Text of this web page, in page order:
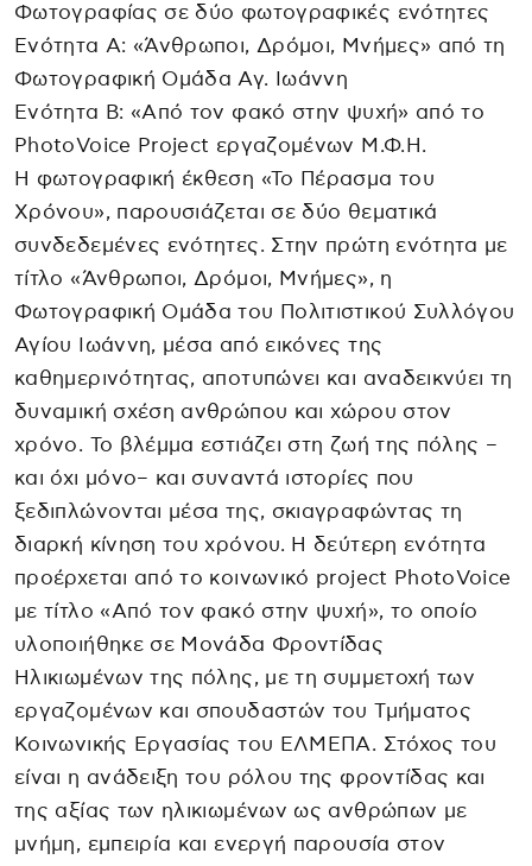
Φωτογραφίας σε δύο φωτογραφικές ενότητες
Ενότητα Α: «Άνθρωποι, Δρόμοι, Μνήμες» από τη
Φωτογραφική Ομάδα Αγ. Ιωάννη
Ενότητα Β: «Από τον φακό στην ψυχή» από το
PhotoVoice Project εργαζομένων Μ.Φ.Η.
Η φωτογραφική έκθεση «Το Πέρασμα του
Χρόνου», παρουσιάζεται σε δύο θεματικά
συνδεδεμένες ενότητες. Στην πρώτη ενότητα με
τίτλο «Άνθρωποι, Δρόμοι, Μνήμες», η
Φωτογραφική Ομάδα του Πολιτιστικού Συλλόγου
Αγίου Ιωάννη, μέσα από εικόνες της
καθημερινότητας, αποτυπώνει και αναδεικνύει τη
δυναμική σχέση ανθρώπου και χώρου στον
χρόνο. Το βλέμμα εστιάζει στη ζωή της πόλης –
και όχι μόνο– και συναντά ιστορίες που
ξεδιπλώνονται μέσα της, σκιαγραφώντας τη
διαρκή κίνηση του χρόνου. Η δεύτερη ενότητα
προέρχεται από το κοινωνικό project PhotoVoice
με τίτλο «Από τον φακό στην ψυχή», το οποίο
υλοποιήθηκε σε Μονάδα Φροντίδας
Ηλικιωμένων της πόλης, με τη συμμετοχή των
εργαζομένων και σπουδαστών του Τμήματος
Κοινωνικής Εργασίας του ΕΛΜΕΠΑ. Στόχος του
είναι η ανάδειξη του ρόλου της φροντίδας και
της αξίας των ηλικιωμένων ως ανθρώπων με
μνήμη, εμπειρία και ενεργή παρουσία στον